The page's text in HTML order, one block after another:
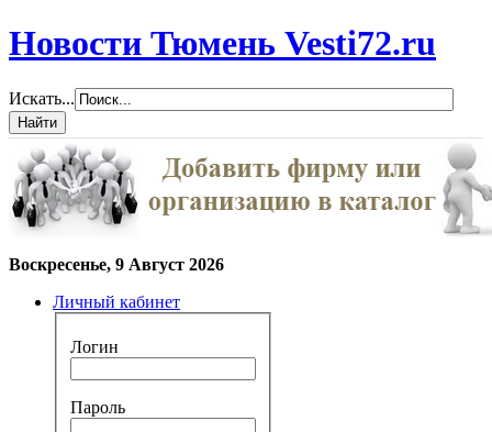
Новости Тюмень Vesti72.ru
Искать...
Воскресенье, 9 Август 2026
Личный кабинет
Логин
Пароль